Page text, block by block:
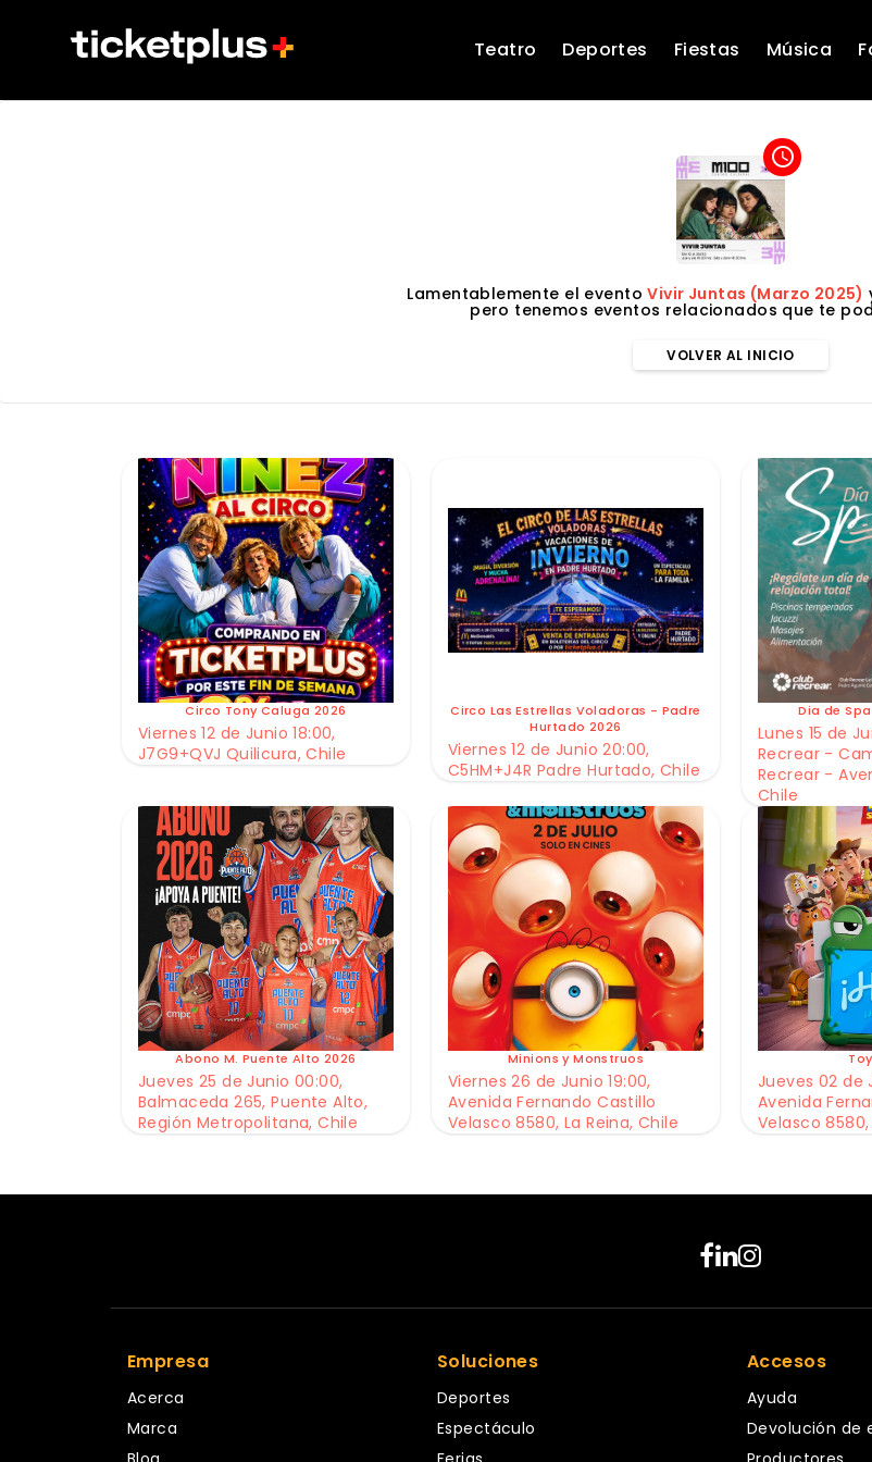
Teatro Deportes Fiestas Música
access_time
Lamentablemente el eventoVivir Juntas (Marzo 2025)
pero tenemos eventos relacionados que te
VOLVER AL INICIO
Circo Tony Caluga 2026
Viernes 12 de Junio 18:00,
J7G9+QVJ Quilicura, Chile
Circo Las Estrellas Voladoras - Padre
Hurtado 2026
Viernes 12 de Junio 20:00,
C5HM+J4R Padre Hurtado, Chile
Dia de
Lunes 15 de
Recrear -
Recrear -
Chile
Abono M. Puente Alto 2026
Jueves 25 de Junio 00:00,
Balmaceda 265, Puente Alto,
Región Metropolitana, Chile
Minions y Monstruos
Viernes 26 de Junio 19:00,
Avenida Fernando Castillo
Velasco 8580, La Reina, Chile
Jueves 02 de
Avenida
Velasco 8580,
Empresa
Acerca
Marca
Soluciones
Deportes
Espectáculo
Accesos
Ayuda
Devolución de